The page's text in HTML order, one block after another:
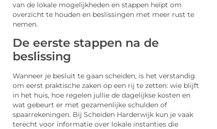
van de lokale mogelijkheden en stappen helpt om
overzicht te houden en beslissingen met meer rust te
nemen.
De eerste stappen na de
beslissing
Wanneer je besluit te gaan scheiden, is het verstandig
om eerst praktische zaken op een rij te zetten: wie blijft
in het huis, hoe regelen jullie de dagelijkse kosten en
wat gebeurt er met gezamenlijke schulden of
spaarrekeningen. Bij Scheiden Harderwijk kun je vaak
terecht voor informatie over lokale instanties die